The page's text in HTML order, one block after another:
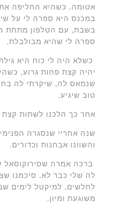
אטומה. כשהיא החליפה
במכנס היא ספרה לי על
בשבת, עם הטלפון מתחת
ספרה לי שהיא מבולבלת.
כשלא היה לי כוח היא
יהיה קצת פחות גרוע,
שנמאס לה, שיקרתי לה
טוב שיגיע.
אחר כך הלכנו לשתות קצת
שנה אחריי שנסגרה
והשוונו אבחנות וכדורים.
ברכה אמרה שסירוקוסאל
לה שלי כבר לא. סיכמנו
לחלשים, למיקטל לימים
משוגעת ומיון.